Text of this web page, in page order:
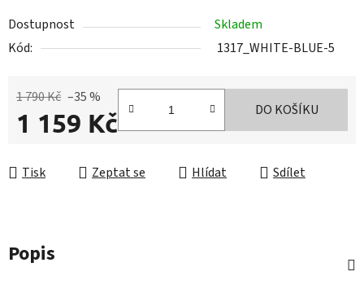
Dostupnost
Skladem
Kód:
1317_WHITE-BLUE-5
1 790 Kč –35 %
1 159 Kč DO KOŠÍKU
Tisk Zeptat se Hlídat Sdílet
Popis